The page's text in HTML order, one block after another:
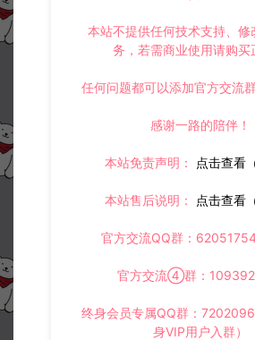
本站不提供任何技术支持、修
务，若需商业使用请购买
任何问题都可以添加官方交流
感谢一路的陪伴！
本站免责声明： 点击查看
本站售后说明： 点击查看
官方交流QQ群：
官方交流④群：
终身会员专属QQ群：
身VIP用户入群）